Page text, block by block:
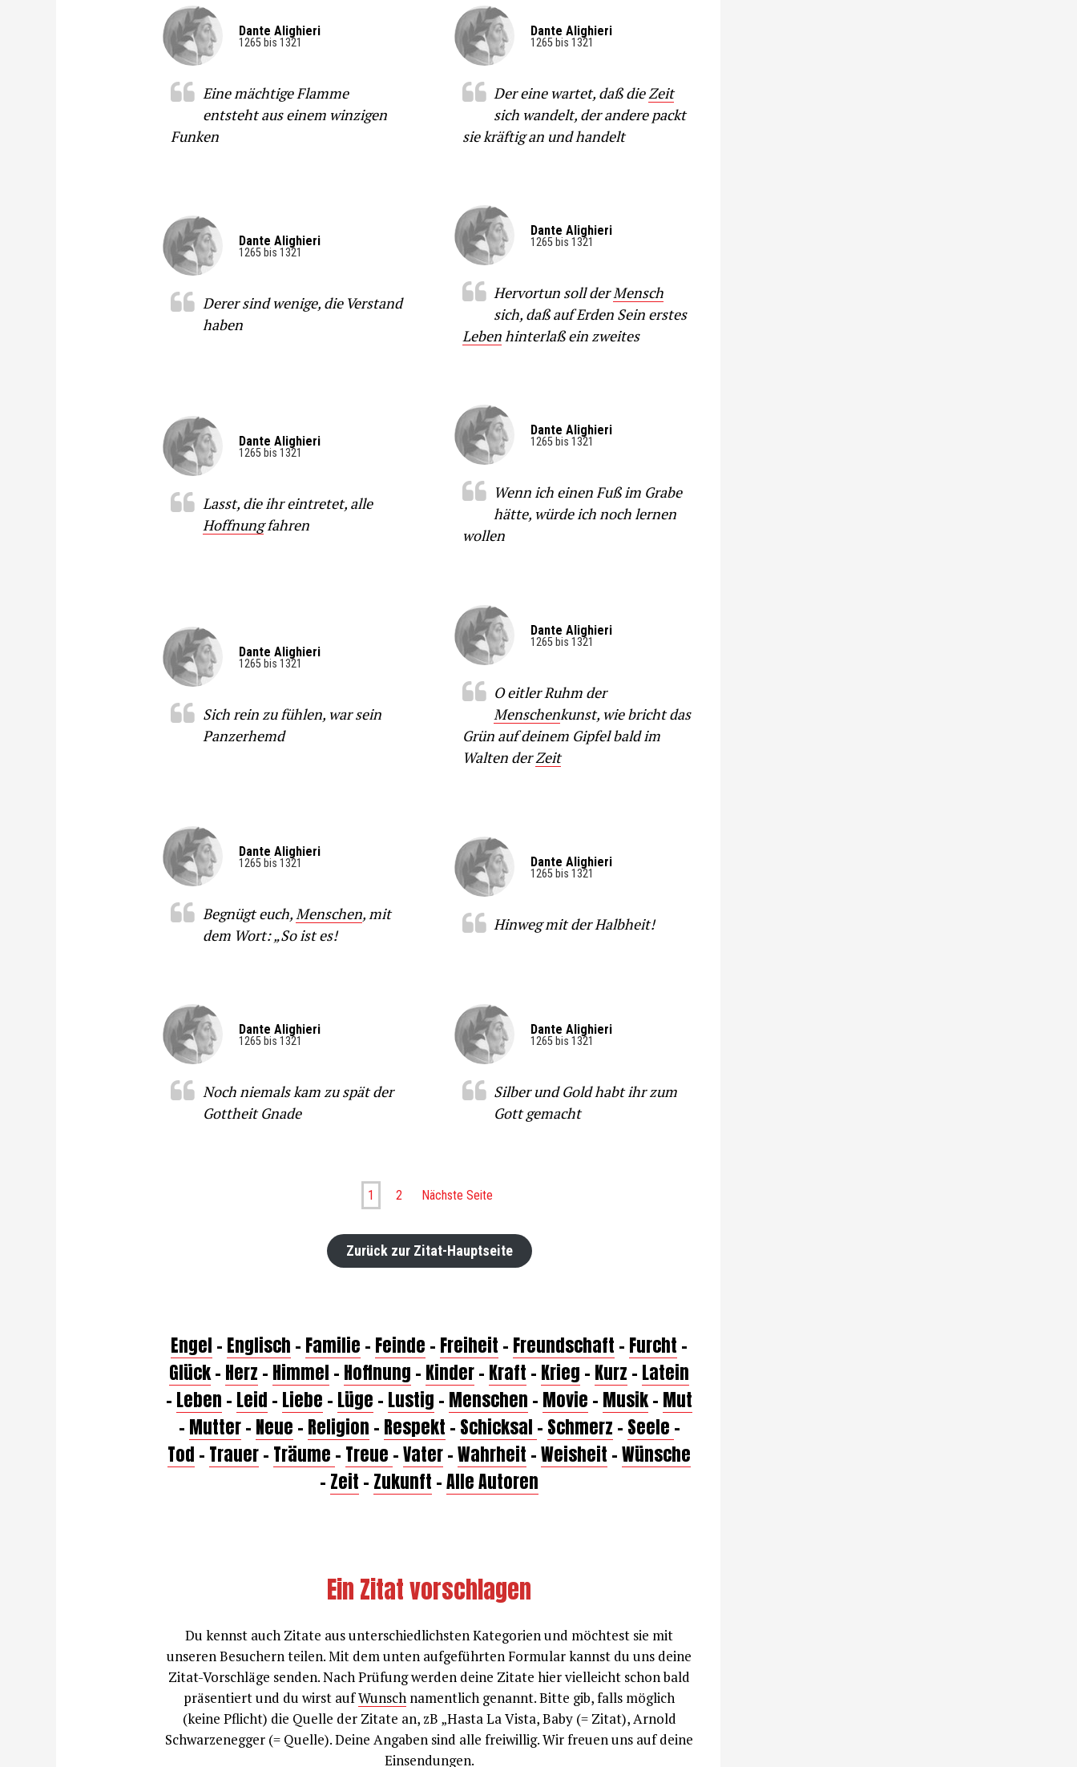
Dante Alighieri
1265 bis 1321
Eine mächtige Flamme
entsteht aus einem winzigen
Funken
Dante Alighieri
1265 bis 1321
Der eine wartet, daß dieZeit
sich wandelt, der andere packt
sie kräftig an und handelt
Dante Alighieri
1265 bis 1321
Derer sind wenige, die Verstand
haben
Dante Alighieri
1265 bis 1321
Hervortun soll derMensch
sich, daß auf Erden Sein erstes
Lebenhinterlaß ein zweites
Dante Alighieri
1265 bis 1321
Lasst, die ihr eintretet, alle
Hoffnungfahren
Dante Alighieri
1265 bis 1321
Wenn ich einen Fuß im Grabe
hätte, würde ich noch lernen
wollen
Dante Alighieri
1265 bis 1321
Sich rein zu fühlen, war sein
Panzerhemd
Dante Alighieri
1265 bis 1321
O eitler Ruhm der
Menschenkunst, wie bricht das
Grün auf deinem Gipfel bald im
Walten derZeit
Dante Alighieri
1265 bis 1321
Begnügt euch,Menschen, mit
dem Wort: „So ist es!
Dante Alighieri
1265 bis 1321
Hinweg mit der Halbheit!
Dante Alighieri
1265 bis 1321
Noch niemals kam zu spät der
Gottheit Gnade
Dante Alighieri
1265 bis 1321
Silber und Gold habt ihr zum
Gott gemacht
1 2 Nächste Seite
Zurück zur Zitat-Hauptseite
Engel – Englisch – Familie – Feinde – Freiheit – Freundschaft – Furcht –
Glück– Herz – Himmel – Hoffnung – Kinder– Kraft – Krieg – Kurz – Latein
– Leben – Leid – Liebe – Lüge – Lustig – Menschen – Movie – Musik– Mut
– Mutter– Neue – Religion – Respekt – Schicksal – Schmerz – Seele –
Tod – Trauer– Träume – Treue –Vater–Wahrheit –Weisheit –Wünsche
– Zeit – Zukunft –Alle Autoren
Ein Zitat vorschlagen
Du kennst auch Zitate aus unterschiedlichsten Kategorien und möchtest sie mit
unseren Besuchern teilen. Mit dem unten aufgeführten Formular kannst du uns deine
Zitat-Vorschläge senden. Nach Prüfung werden deine Zitate hier vielleicht schon bald
präsentiert und du wirst aufWunsch namentlich genannt. Bitte gib, falls möglich
(keine Pflicht) die Quelle der Zitate an, zB „Hasta La Vista, Baby (= Zitat), Arnold
Schwarzenegger (= Quelle). Deine Angaben sind alle freiwillig. Wir freuen uns auf deine
Einsendungen.